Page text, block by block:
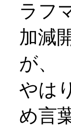
ラフ
加減
が、
やは
め言